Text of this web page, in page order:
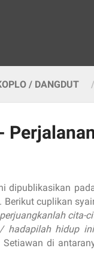
/ DANGDUT
dipublikasikan
cuplikan
hadapilah hidup
di